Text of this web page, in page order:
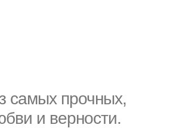
самых прочных,
и верности.